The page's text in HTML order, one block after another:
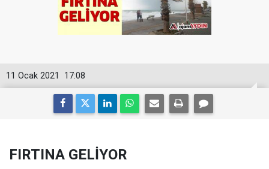
17:08
11 Ocak 2021
FIRTINA GELİYOR